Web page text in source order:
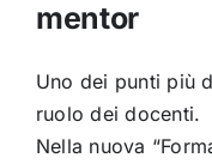
mentor
Uno dei punti più
ruolo dei docenti.
Nella nuova